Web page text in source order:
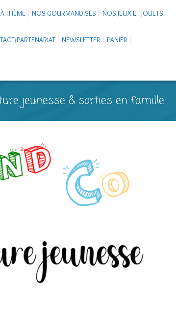
THÈME NOS GOURMANDISES NOS JEUX ET JOUETS
PARTENARIAT NEWSLETTER PANIER
jeunesse & sorties en famille